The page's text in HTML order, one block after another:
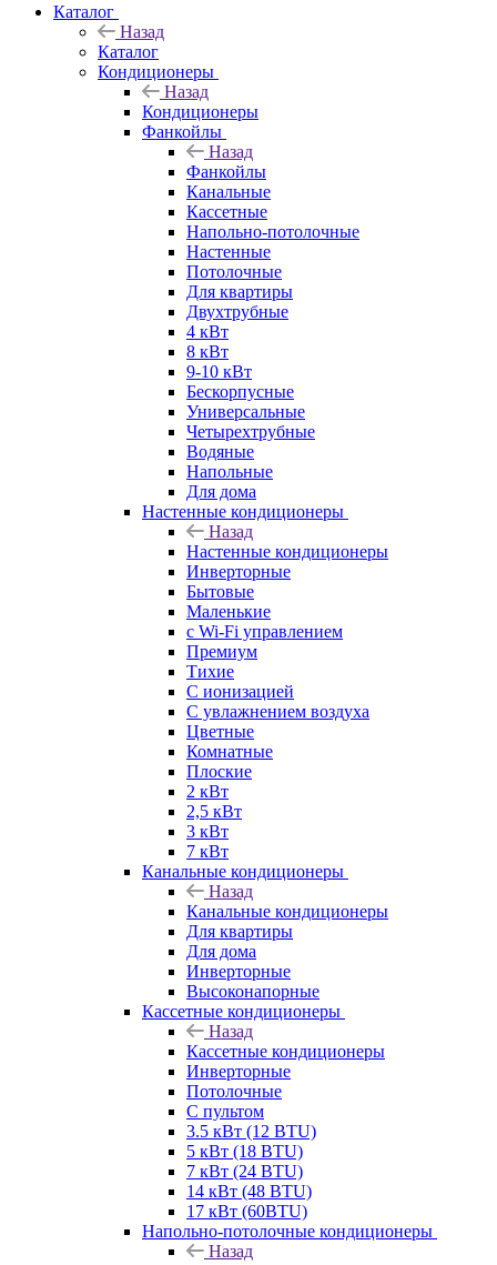
Каталог
Назад
Каталог
Кондиционеры
Назад
Кондиционеры
Фанкойлы
Назад
Фанкойлы
Канальные
Кассетные
Напольно-потолочные
Настенные
Потолочные
Для квартиры
Двухтрубные
4 кВт
8 кВт
9-10 кВт
Бескорпусные
Универсальные
Четырехтрубные
Водяные
Напольные
Для дома
Настенные кондиционеры
Назад
Настенные кондиционеры
Инверторные
Бытовые
Маленькие
с Wi-Fi управлением
Премиум
Тихие
С ионизацией
С увлажнением воздуха
Цветные
Комнатные
Плоские
2 кВт
2,5 кВт
3 кВт
7 кВт
Канальные кондиционеры
Назад
Канальные кондиционеры
Для квартиры
Для дома
Инверторные
Высоконапорные
Кассетные кондиционеры
Назад
Кассетные кондиционеры
Инверторные
Потолочные
С пультом
3.5 кВт (12 BTU)
5 кВт (18 BTU)
7 кВт (24 BTU)
14 кВт (48 BTU)
17 кВт (60BTU)
Напольно-потолочные кондиционеры
Назад